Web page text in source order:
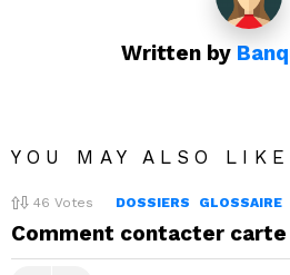
Written by
YOU MAY ALSO LIKE
46 Votes DOSSIERS GLOSSAIRE
Comment contacter